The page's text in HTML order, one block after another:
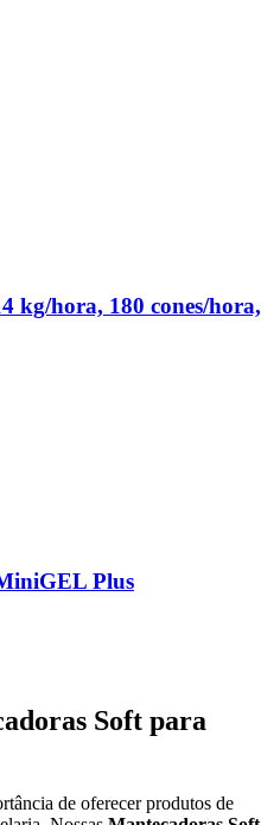
kg/hora, 180 cones/hora,
Plus
Soft para
de oferecer produtos de